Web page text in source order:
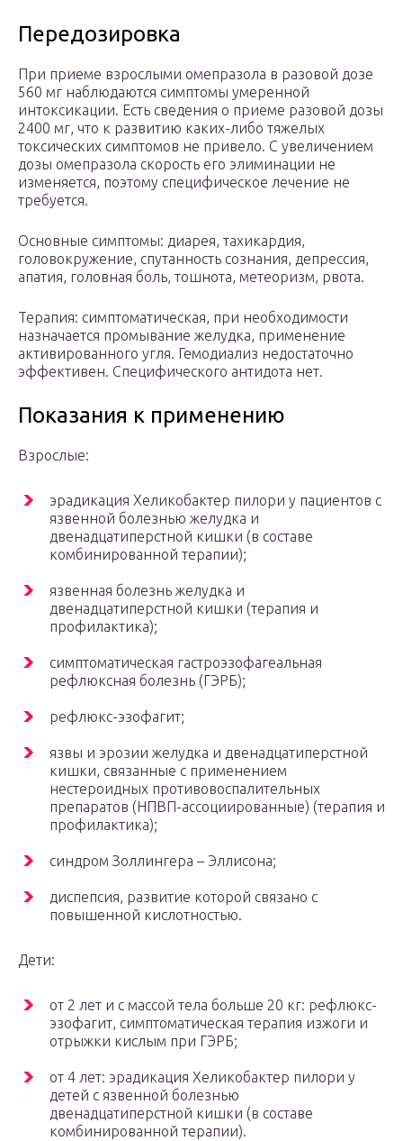
Передозировка
При приеме взрослыми омепразола в разовой дозе
560 мг наблюдаются симптомы умеренной
интоксикации. Есть сведения о приеме разовой дозы
2400 мг, что к развитию каких-либо тяжелых
токсических симптомов не привело. С увеличением
дозы омепразола скорость его элиминации не
изменяется, поэтому специфическое лечение не
требуется.
Основные симптомы: диарея, тахикардия,
головокружение, спутанность сознания, депрессия,
апатия, головная боль, тошнота, метеоризм, рвота.
Терапия: симптоматическая, при необходимости
назначается промывание желудка, применение
активированного угля. Гемодиализ недостаточно
эффективен. Специфического антидота нет.
Показания к применению
Взрослые:
эрадикация Хеликобактер пилори у пациентов с
язвенной болезнью желудка и
двенадцатиперстной кишки (в составе
комбинированной терапии);
язвенная болезнь желудка и
двенадцатиперстной кишки (терапия и
профилактика);
симптоматическая гастроэзофагеальная
рефлюксная болезнь (ГЭРБ);
рефлюкс-эзофагит;
язвы и эрозии желудка и двенадцатиперстной
кишки, связанные с применением
нестероидных противовоспалительных
препаратов (НПВП-ассоциированные) (терапия и
профилактика);
синдром Золлингера – Эллисона;
диспепсия, развитие которой связано с
повышенной кислотностью.
Дети:
от 2 лет и с массой тела больше 20 кг: рефлюкс-
эзофагит, симптоматическая терапия изжоги и
отрыжки кислым при ГЭРБ;
от 4 лет: эрадикация Хеликобактер пилори у
детей с язвенной болезнью
двенадцатиперстной кишки (в составе
комбинированной терапии).